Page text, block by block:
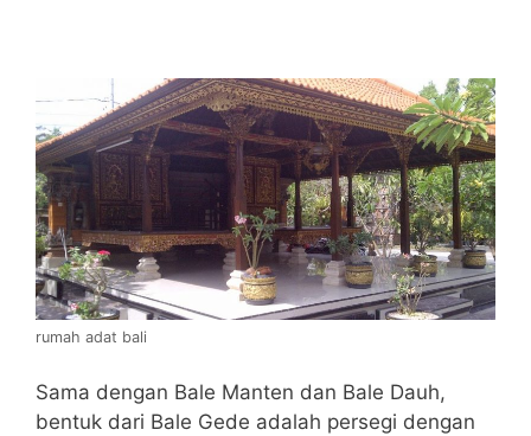
rumah adat bali
Sama dengan Bale Manten dan Bale Dauh,
bentuk dari Bale Gede adalah persegi dengan